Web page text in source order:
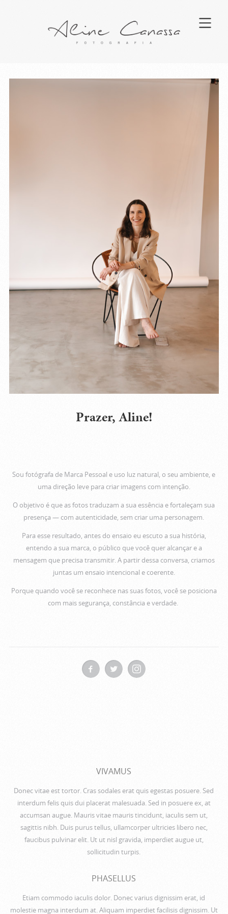
Prazer, Aline!
Sou fotógrafa de Marca Pessoal e uso luz natural, o seu ambiente, e
uma direção leve para criar imagens com intenção.
O objetivo é que as fotos traduzam a sua essência e fortaleçam sua
presença — com autenticidade, sem criar uma personagem.
Para esse resultado, antes do ensaio eu escuto a sua história,
entendo a sua marca, o público que você quer alcançar e a
mensagem que precisa transmitir. A partir dessa conversa, criamos
juntas um ensaio intencional e coerente.
Porque quando você se reconhece nas suas fotos, você se posiciona
com mais segurança, constância e verdade.
VIVAMUS
Donec vitae est tortor. Cras sodales erat quis egestas posuere. Sed
interdum felis quis dui placerat malesuada. Sed in posuere ex, at
accumsan augue. Mauris vitae mauris tincidunt, iaculis sem ut,
sagittis nibh. Duis purus tellus, ullamcorper ultricies libero nec,
faucibus pulvinar elit. Ut ut nisl gravida, imperdiet augue ut,
sollicitudin turpis.
PHASELLUS
Etiam commodo iaculis dolor. Donec varius dignissim erat, id
molestie magna interdum at. Aliquam imperdiet facilisis dignissim. Ut